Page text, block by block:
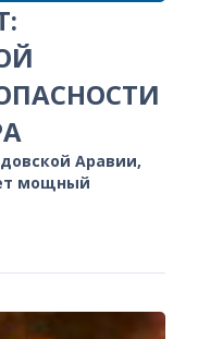
Аравии,
мощный